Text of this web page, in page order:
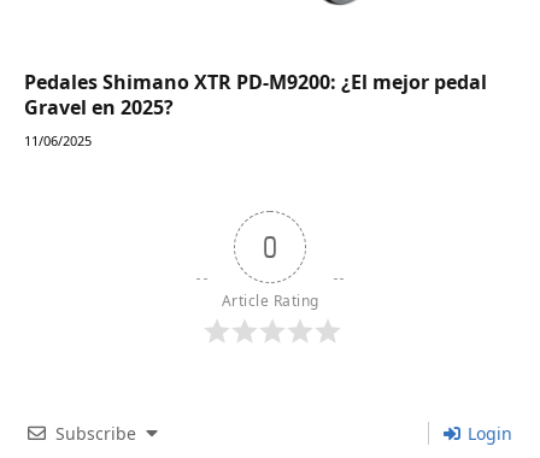
Pedales Shimano XTR PD-M9200: ¿El mejor pedal
Gravel en 2025?
11/06/2025
0
Article Rating
Subscribe Login